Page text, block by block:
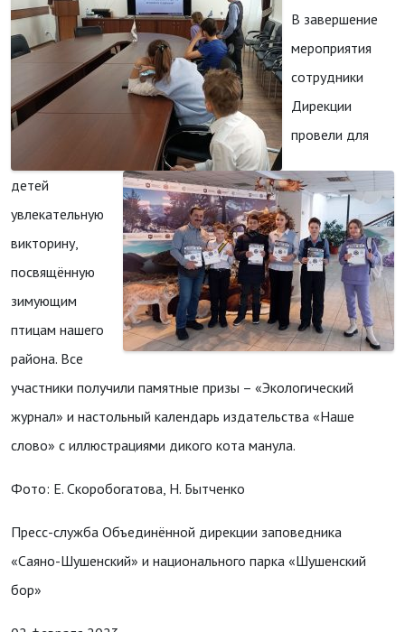
В завершение
мероприятия
сотрудники
Дирекции
провели для
детей
увлекательную
викторину,
посвящённую
зимующим
птицам нашего
района. Все
участники получили памятные призы – «Экологический
журнал» и настольный календарь издательства «Наше
слово» с иллюстрациями дикого кота манула.
Фото: Е. Скоробогатова, Н. Бытченко
Пресс-служба Объединённой дирекции заповедника
«Саяно-Шушенский» и национального парка «Шушенский
бор»